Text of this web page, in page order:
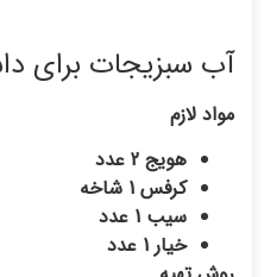
آب سبزیجات برای
مواد لازم
هویج 2 عدد
کرفس 1 شاخه
سیب 1 عدد
خیار 1 عدد